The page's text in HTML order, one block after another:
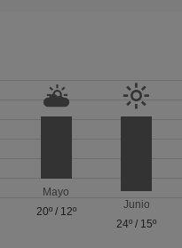
Mayo
20º/ 12º
Junio
24º / 15º